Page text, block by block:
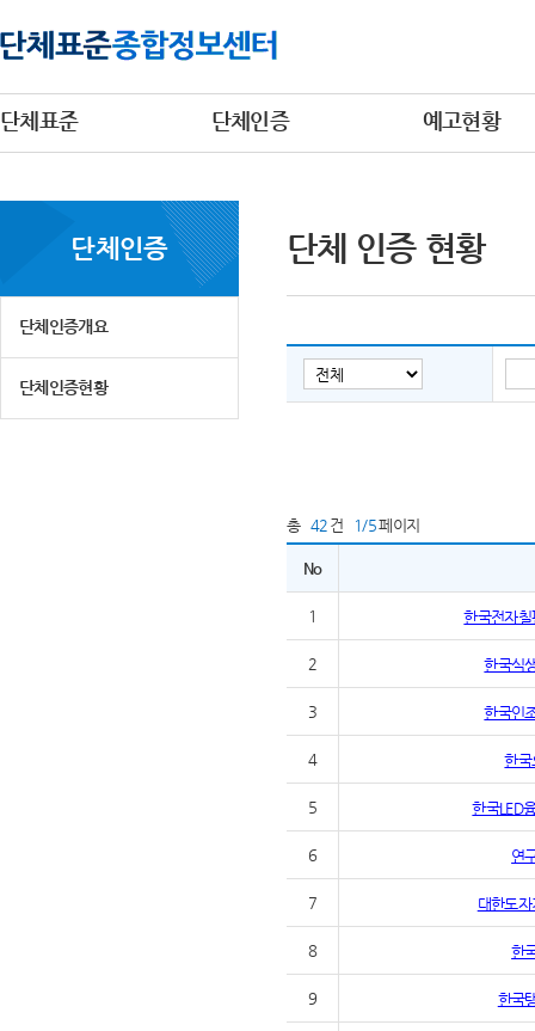
단체표준 단체인증 예고현황
단체인증
단체인증개요
단체인증현황
단체 인증 현황
총 42 건 1/5페이지
No
1 한국전자
2 한국식
3 한국인
4 한국
5 한국LED
6 연
7 대한도
8 한
9 한국